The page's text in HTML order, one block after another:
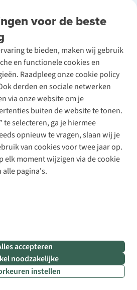
deontspanning. Het gezin probeert
in een
met gloeiende wangen die
Om verkleumde handen aan de
noemt Pieter het. Daar
het ijsje waarover ze al een hele
voor mama en papa een
“Niemand gaat
pinten achteraf.” Van zodra de
er nog een reden om te gaan
je niet tegenhouden om er nu al op
voor de beste
te bieden, maken wij gebruik
en functionele cookies en
Raadpleeg onze cookie policy
derden en sociale netwerken
via onze website om je
buiten de website te tonen.
te selecteren, ga je hiermee
opnieuw te vragen, slaan wij je
van cookies voor twee jaar op.
elk moment wijzigen via de cookie
pagina's.
accepteren
noodzakelijke
instellen